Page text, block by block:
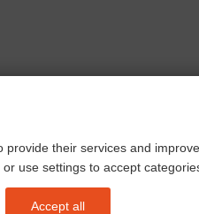
provide their services and
use settings to accept
Accept all